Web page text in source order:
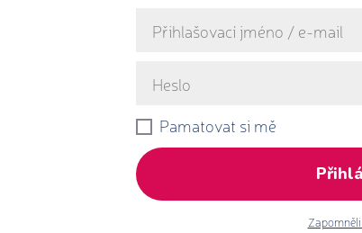
Pamatovat si mě